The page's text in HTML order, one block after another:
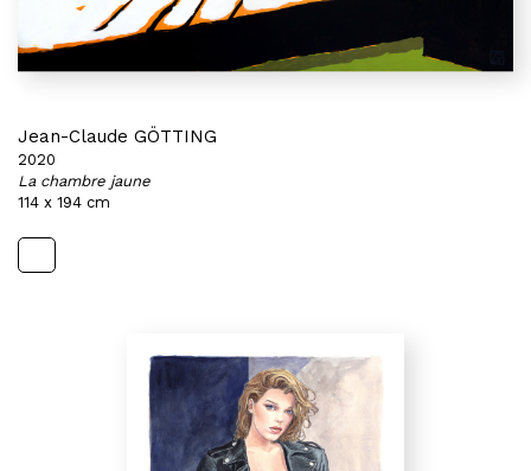
Jean-Claude GÖTTING
2020
La chambre jaune
114 x 194 cm